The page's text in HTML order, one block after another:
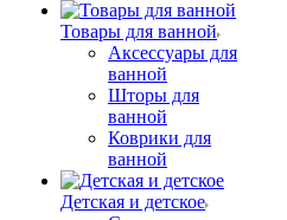
Товары для ванной
Аксессуары для
ванной
Шторы для
ванной
Коврики для
ванной
Детская и детское